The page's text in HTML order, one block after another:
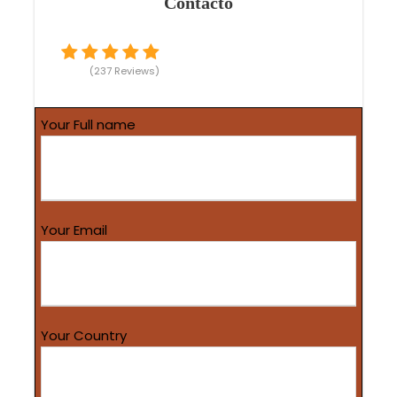
(237 Reviews)
Your Full name
Your Email
Your Country